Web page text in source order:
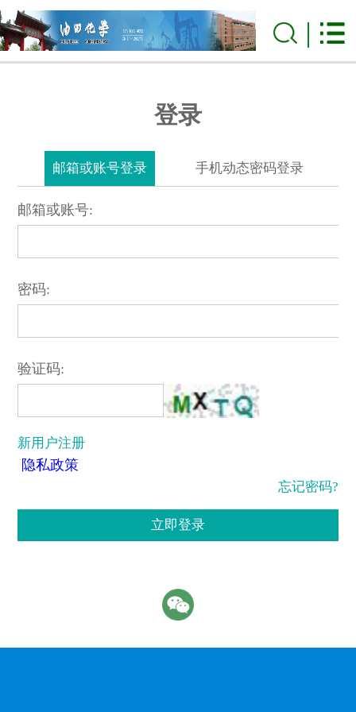
登录
邮箱或账号登录 手机动态密码登录
邮箱或账号:
密码:
验证码:
新用户注册
隐私政策
忘记密码?
立即登录